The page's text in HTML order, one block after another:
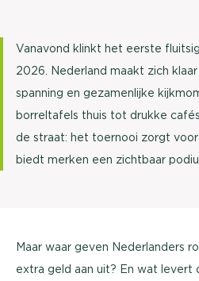
Vanavond klinkt het eerste
2026. Nederland maakt zich
spanning en gezamenlijke
borreltafels thuis tot drukke
de straat: het toernooi zorgt
biedt merken een zichtbaar
Maar waar geven Nederlanders
extra geld aan uit? En wat levert